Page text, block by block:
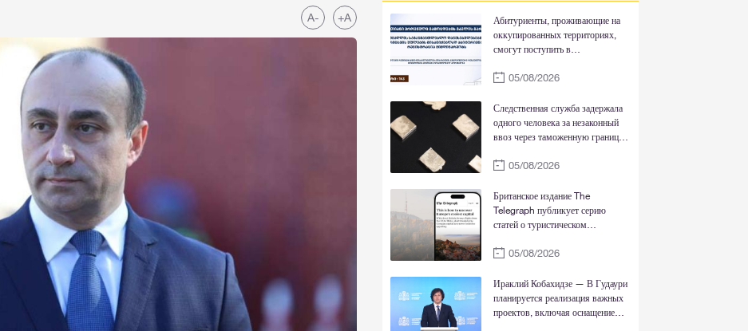
A- +A
Абитуриенты, проживающие на
оккупированных территориях,
смогут поступить в
национальных экзаменов и
05/08/2026
Следственная служба задержала
одного человека за незаконный
ввоз через таможенную границу
слитков05/08/2026
Британское издание The
Telegraph публикует серию
статей о туристическом
05/08/2026
Ираклий Кобахидзе — В Гудаури
планируется реализация важных
проектов, включая оснащение